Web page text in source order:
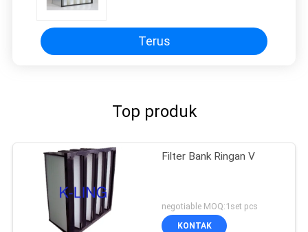
Terus
Top produk
Filter Bank Ringan V
negotiable MOQ:1set pcs
KONTAK